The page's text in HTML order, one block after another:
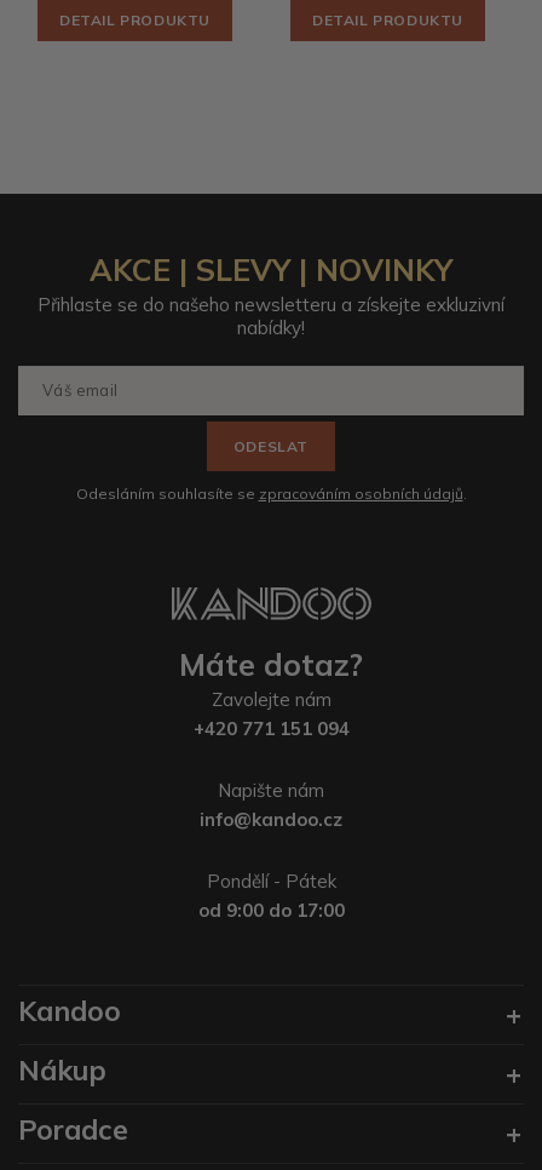
DETAIL PRODUKTU
DETAIL PRODUKTU
AKCE | SLEVY | NOVINKY
Přihlaste se do našeho newsletteru a získejte exkluzivní
nabídky!
ODESLAT
Odesláním souhlasíte se zpracováním osobních údajů
Máte dotaz?
Zavolejte nám
+420 771 151 094
Napište nám
info@kandoo.cz
Pondělí - Pátek
od 9:00 do 17:00
Kandoo
Nákup
Poradce